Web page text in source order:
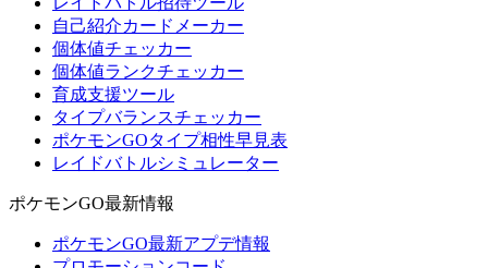
自己紹介カードメーカー
個体値チェッカー
個体値ランクチェッカー
育成支援ツール
タイプバランスチェッカー
ポケモンGOタイプ相性早見表
レイドバトルシミュレーター
ポケモンGO最新情報
ポケモンGO最新アプデ情報